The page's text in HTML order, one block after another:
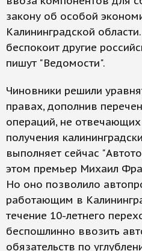
закону об особой
Калининградской
беспокоит другие
пишут "Ведомости".
Чиновники решили
правах, дополнив
операций, не
получения
выполняет сейчас
этом премьер Михаил
Но оно позволило
работающим в
течение 10-летнего
беспошлинно ввозить
обязательств по